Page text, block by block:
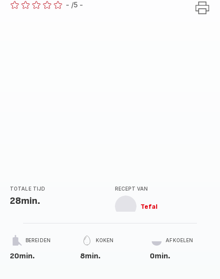
- /5 -
TOTALE TIJD
28min.
RECEPT VAN
Tefal
BEREIDEN
20min.
KOKEN
8min.
AFKOELEN
0min.